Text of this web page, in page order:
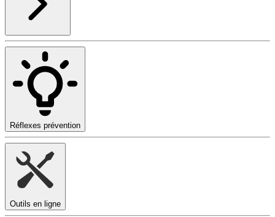
Réflexes prévention
Outils en ligne